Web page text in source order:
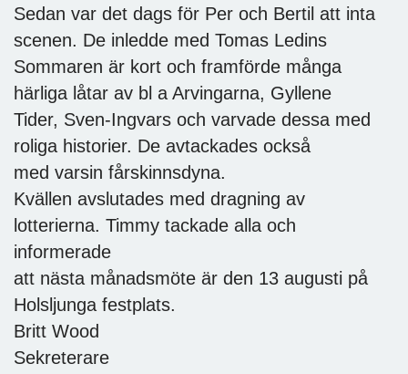
Sedan var det dags för Per och Bertil att inta
scenen. De inledde med Tomas Ledins
Sommaren är kort och framförde många
härliga låtar av bl a Arvingarna, Gyllene
Tider, Sven-Ingvars och varvade dessa med
roliga historier. De avtackades också
med varsin fårskinnsdyna.
Kvällen avslutades med dragning av
lotterierna. Timmy tackade alla och
informerade
att nästa månadsmöte är den 13 augusti på
Holsljunga festplats.
Britt Wood
Sekreterare